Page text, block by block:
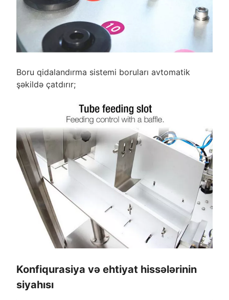
Boru qidalandırma sistemi boruları avtomatik
şəkildə çatdırır;
Konfiqurasiya və ehtiyat hissələrinin
siyahısı